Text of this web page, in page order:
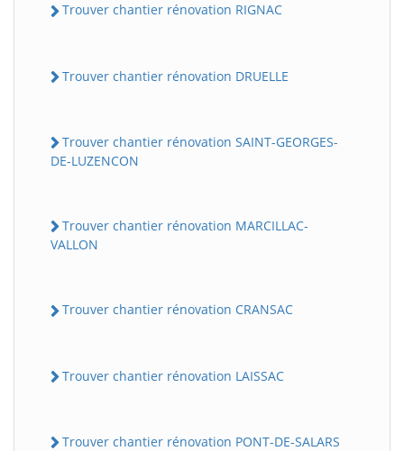
Trouver chantier rénovation RIGNAC
Trouver chantier rénovation DRUELLE
Trouver chantier rénovation SAINT-GEORGES-
DE-LUZENCON
Trouver chantier rénovation MARCILLAC-
VALLON
Trouver chantier rénovation CRANSAC
Trouver chantier rénovation LAISSAC
Trouver chantier rénovation PONT-DE-SALARS